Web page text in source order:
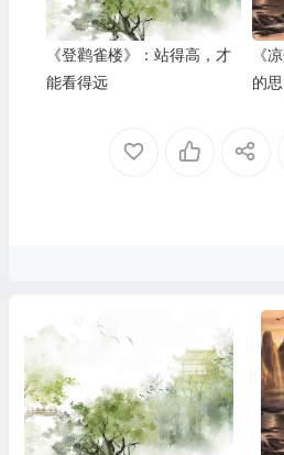
《登鹳雀楼》：站得高，才
能看得远
《
的